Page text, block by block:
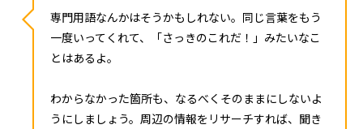
専門用語なんかはそうかもしれない。同じ言葉をもう
一度いってくれて、「さっきのこれだ！」みたいなこ
とはあるよ。
わからなかった箇所も、なるべくそのままにしないよ
うにしましょう。周辺の情報をリサーチすれば、聞き